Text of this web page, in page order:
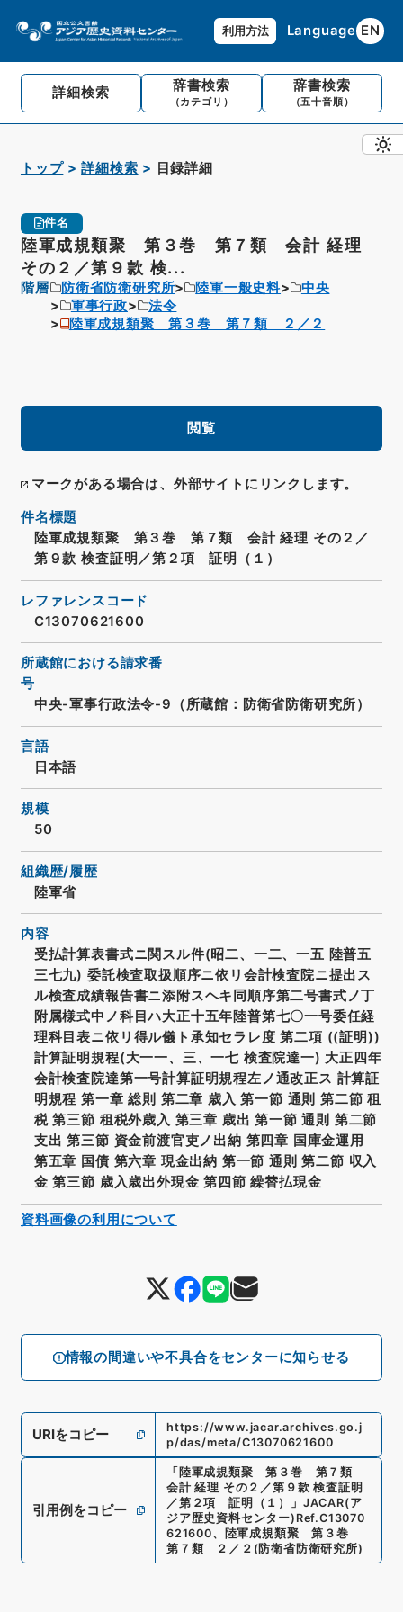
利用方法 Language EN
詳細検索 辞書検索
（カテゴリ）
辞書検索
（五十音順）
トップ 詳細検索 目録詳細
件名
陸軍成規類聚 第３巻 第７類 会計 経理
その２／第９款 検...
階層 防衛省防衛研究所 陸軍一般史料
中央
軍事行政
法令
陸軍成規類聚 第３巻 第７類 ２／２
閲覧
マークがある場合は、外部サイトにリンクします。
情報の間違いや不具合をセンターに知らせる
件名標題
陸軍成規類聚 第３巻 第７類 会計 経理 その２／
第９款 検査証明／第２項 証明（１）
レファレンスコード
C13070621600
所蔵館における請求番
号
中央-軍事行政法令-9（所蔵館：防衛省防衛研究所）
言語
日本語
規模
50
組織歴/履歴
陸軍省
内容
受払計算表書式ニ関スル件(昭二、一二、一五 陸普五
三七九) 委託検査取扱順序ニ依リ会計検査院ニ提出ス
ル検査成績報告書ニ添附スヘキ同順序第二号書式ノ丁
附属様式中ノ科目ハ大正十五年陸普第七〇一号委任経
理科目表ニ依リ得ル儀ト承知セラレ度 第二項 ((証明))
計算証明規程(大一一、三、一七 検査院達一) 大正四年
会計検査院達第一号計算証明規程左ノ通改正ス 計算証
明規程 第一章 総則 第二章 歳入 第一節 通則 第二節 租
税 第三節 租税外歳入 第三章 歳出 第一節 通則 第二節
支出 第三節 資金前渡官吏ノ出納 第四章 国庫金運用
第五章 国債 第六章 現金出納 第一節 通則 第二節 収入
金 第三節 歳入歳出外現金 第四節 繰替払現金
URIをコピー
https://www.jacar.archives.go.j
p/das/meta/C13070621600
引用例をコピー
「 陸軍成規類聚 第３巻 第７類
会計 経理 その２／第９款 検査証明
／第２項 証明（１）
」 JACAR(ア
ジア歴史資料センター) Ref.C13070
621600、
陸軍成規類聚 第３巻
第７類 ２／２ (防衛省防衛研究所)
資料画像の利用について